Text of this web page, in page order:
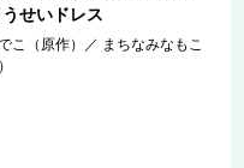
うせいドレス
こ（原作） ／ まちなみなもこ